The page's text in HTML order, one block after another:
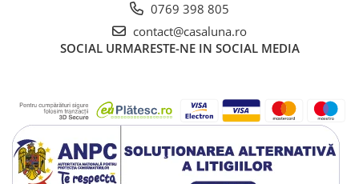
0769 398 805
contact@casaluna.ro
SOCIAL URMARESTE-NE IN SOCIAL MEDIA